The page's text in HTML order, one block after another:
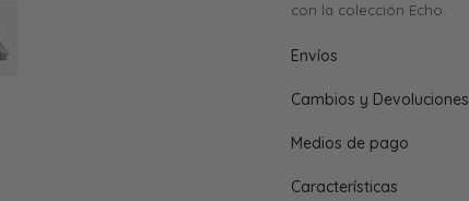
con la colección Echo.
Envíos
Cambios y Devoluciones
Medios de pago
Características